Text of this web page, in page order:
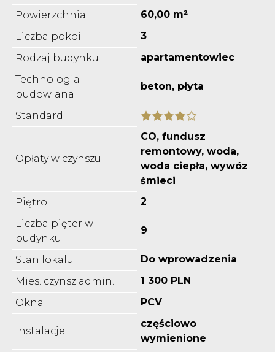
Powierzchnia
60,00 m²
Liczba pokoi
3
Rodzaj budynku
apartamentowiec
Technologia
budowlana
beton, płyta
Standard
Opłaty w czynszu
CO, fundusz
remontowy, woda,
woda ciepła, wywóz
śmieci
Piętro
2
Liczba pięter w
budynku
9
Stan lokalu
Do wprowadzenia
Mies. czynsz admin.
1 300 PLN
Okna
PCV
Instalacje
częściowo
wymienione